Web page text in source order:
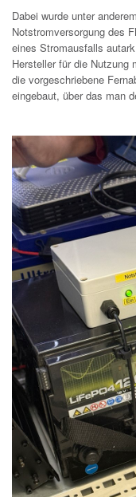
Dabei wurde unter
Notstromversorgung des
eines Stromausfalls
Hersteller für die Nutzung
die vorgeschriebene
eingebaut, über das man